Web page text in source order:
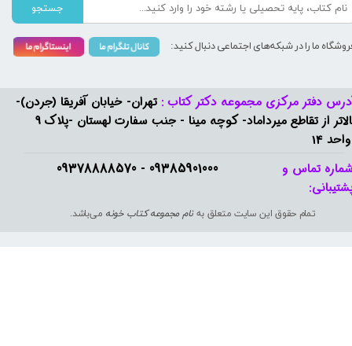
09385901000 - 09378888570​​​​​​​
دفتر مرکزی مجموعه دکتر کتاب : تهران- خیابان آفریقا (جردن)-
بالاتر از تقاطع میرداماد- کوچه مینا - جنب سفارت لهستان -پلاک 9
14
تمام حقوق این سایت متعلق بهنام مجموعه کتاب خونه می‌باشد.
تماس و
جستجو
ما را در شبکه‌های اجتماعی دنبال کنید: